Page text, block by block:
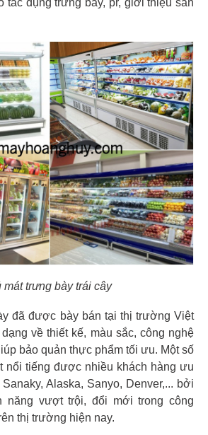
tác dụng trưng bày, pr, giới thiệu sản
mát trưng bày trái cây
đã được bày bán tại thị trường Việt
về thiết kế, màu sắc, công nghệ
bảo quản thực phẩm tối ưu. Một số
nổi tiếng được nhiều khách hàng ưu
Alaska, Sanyo, Denver,... bởi
năng vượt trội, đổi mới trong công
thị trường hiện nay.